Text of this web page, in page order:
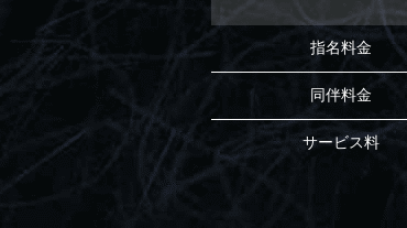
指名料金
同伴料金
サービス料